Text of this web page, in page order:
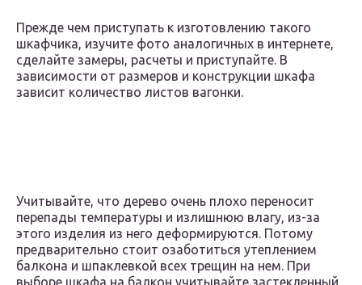
Прежде чем приступать к изготовлению такого
шкафчика, изучите фото аналогичных в интернете,
сделайте замеры, расчеты и приступайте. В
зависимости от размеров и конструкции шкафа
зависит количество листов вагонки.
Учитывайте, что дерево очень плохо переносит
перепады температуры и излишнюю влагу, из-за
этого изделия из него деформируются. Потому
предварительно стоит озаботиться утеплением
балкона и шпаклевкой всех трещин на нем. При
выборе шкафа на балкон учитывайте застекленный